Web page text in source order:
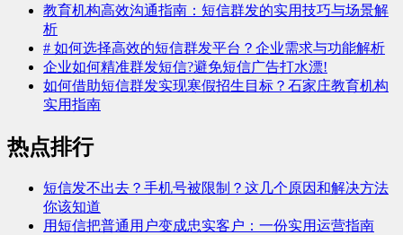
教育机构高效沟通指南：短信群发的实用技巧与场景解
析
# 如何选择高效的短信群发平台？企业需求与功能解析
企业如何精准群发短信?避免短信广告打水漂!
如何借助短信群发实现寒假招生目标？石家庄教育机构
实用指南
热点排行
短信发不出去？手机号被限制？这几个原因和解决方法
你该知道
用短信把普通用户变成忠实客户：一份实用运营指南